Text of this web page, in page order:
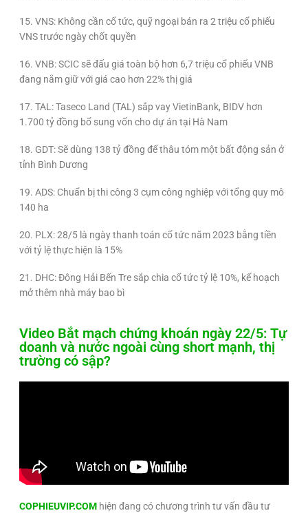
15. VNS: Không cần cổ tức, quỹ ngoại bán ra 2 triệu cổ phiếu
VNS trước ngày chốt quyền
16. VNB: SCIC sẽ đấu giá toàn bộ hơn 6,7 triệu cổ phiếu VNB
đang nắm giữ với giá cao hơn 22% thị giá
17. TAL: Taseco Land (TAL) sắp vay VietinBank, BIDV hơn
1.700 tỷ đồng bổ sung vốn cho dự án tại Hà Nam
18. GDT: Sẽ dùng 138 tỷ đồng để thâu tóm một bất động sản ở
tỉnh Bình Dương
19. ADS: Chuẩn bị thi công 3 cụm công nghiệp với tổng quy mô
140 ha
20. PLX: 28/5 là ngày thanh toán cổ tức năm 2023 bằng tiền
với tỷ lệ thực hiện là 15%
21. DHC: Đông Hải Bến Tre sắp chia cổ tức tỷ lệ 10%, kế hoạch
mở thêm nhà máy bao bì
Video Bắt mạch chứng khoán ngày 22/5: Tự
doanh và nước ngoài cùng short mạnh, thị
trường có sập?
COPHIEUVIP.COM hiện đang có chương trình tư vấn đầu tư